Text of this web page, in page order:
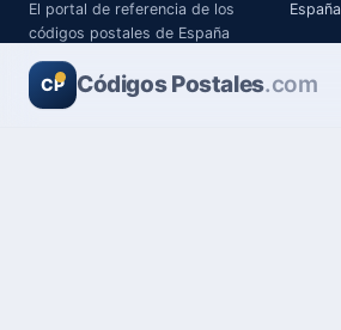
El portal de referencia de los
códigos postales de España
España
CP Códigos Postales.com